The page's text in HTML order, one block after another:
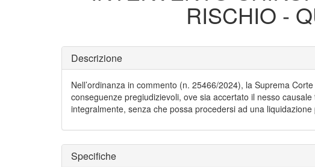
RISCHIO -
Descrizione
Nell’ordinanza in commento (n. 25466/2024), la Suprema
conseguenze pregiudizievoli, ove sia accertato il nesso
integralmente, senza che possa procedersi ad una
Specifiche